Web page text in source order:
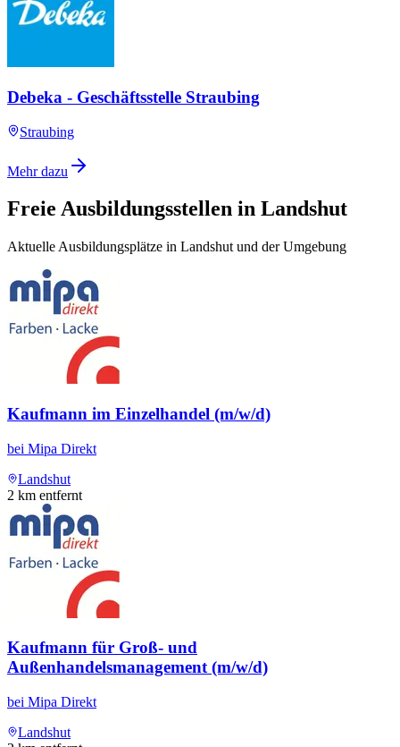
Debeka - Geschäftsstelle Straubing
Straubing
Mehr dazu
Freie Ausbildungsstellen in Landshut
Aktuelle Ausbildungsplätze in Landshut und der Umgebung
Kaufmann im Einzelhandel (m/w/d)
bei Mipa Direkt
Landshut
2 km entfernt
Kaufmann für Groß- und
Außenhandelsmanagement (m/w/d)
bei Mipa Direkt
Landshut